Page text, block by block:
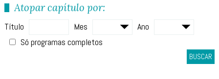
Atopar capítulo por:
Título Mes
Ano
Só programas completos
BUSCAR